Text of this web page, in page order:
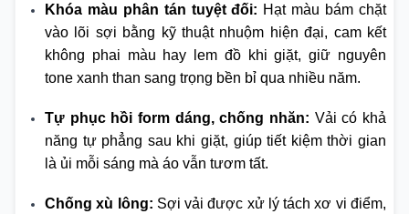
Khóa màu phân tán tuyệt đối: Hạt màu bám chặt
vào lõi sợi bằng kỹ thuật nhuộm hiện đại, cam kết
không phai màu hay lem đồ khi giặt, giữ nguyên
tone xanh than sang trọng bền bỉ qua nhiều năm.
Tự phục hồi form dáng, chống nhăn: Vải có khả
năng tự phẳng sau khi giặt, giúp tiết kiệm thời gian
là ủi mỗi sáng mà áo vẫn tươm tất.
Chống xù lông: Sợi vải được xử lý tách xơ vi điểm,